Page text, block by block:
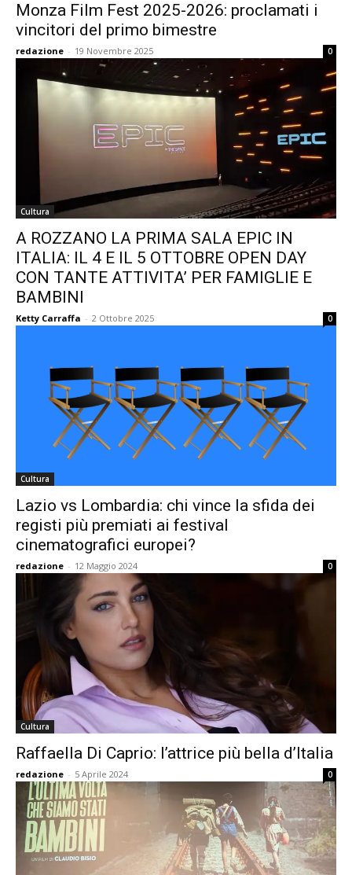
Monza Film Fest 2025-2026: proclamati i
vincitori del primo bimestre
redazione - 19 Novembre 2025 0
Cultura
A ROZZANO LA PRIMA SALA EPIC IN
ITALIA: IL 4 E IL 5 OTTOBRE OPEN DAY
CON TANTE ATTIVITA’ PER FAMIGLIE E
BAMBINI
Ketty Carraffa - 2 Ottobre 2025 0
Cultura
Lazio vs Lombardia: chi vince la sfida dei
registi più premiati ai festival
cinematografici europei?
redazione - 12 Maggio 2024 0
Cultura
Raffaella Di Caprio: l’attrice più bella d’Italia
redazione - 5 Aprile 2024 0